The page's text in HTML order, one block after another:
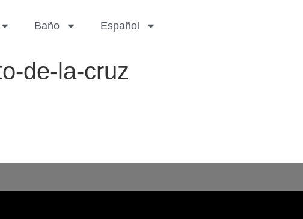
Baño Español
de-la-cruz